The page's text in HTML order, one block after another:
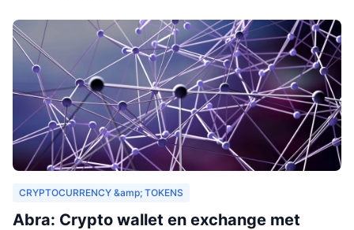
CRYPTOCURRENCY &amp; TOKENS
Abra: Crypto wallet en exchange met